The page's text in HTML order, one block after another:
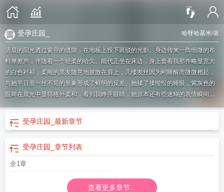
哈呀哈基米/著
受孕庄园_
清晨的阳光透过窗帘的缝隙，在地板上投下斑驳的光影。身边传来一阵细微的布
料摩擦声，伴随着一个轻柔的哈欠。能代正坐在床边，身上套着我那件略显宽大
的白色衬衫，柔顺的黑发随意地披散在肩上，几缕发丝因为刚睡醒而微微翘起，
与她平日里一丝不苟的形象形成了鲜明的反差。她揉了揉惺忪的睡眼，紫灰色的
眼眸在晨光中显得格外柔和，看到我睁开眼睛，她原本还有些迷糊的表情瞬间变
醒的慵懒，异常悦耳。她习惯性地想要伸手整理耳边的碎发，却因为穿着不合身
的衬衫而显得有些笨拙。过长的袖口滑了下来，遮住了她半个手掌。
学院 受孕庄园漫画免费下拉式
孕庄园”
受孕庄园之失忆篇章 受孕庄园-失忆之章
受孕庄园_ 最新章节
受孕庄园_ 章节列表
全1章
查看更多章节...